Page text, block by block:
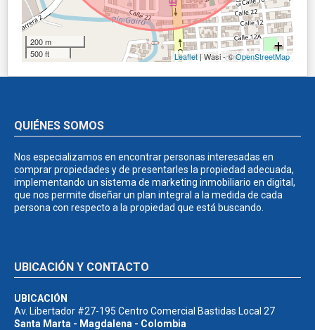
200 m
500 ft
Leaflet| Wasi - ©OpenStreetMap
QUIÉNES SOMOS
Nos especializamos en encontrar personas interesadas en
comprar propiedades y de presentarles la propiedad adecuada,
implementando un sistema de marketing inmobiliario en digital,
que nos permite diseñar un plan integral a la medida de cada
persona con respecto a la propiedad que está buscando.
UBICACIÓN Y CONTACTO
UBICACIÓN
Av. Libertador #27-195 Centro Comercial Bastidas Local 27
Santa Marta - Magdalena - Colombia